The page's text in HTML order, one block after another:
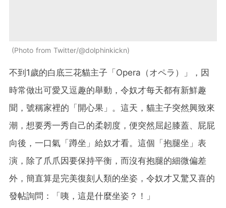
Photo from Twitter/@dolphinkickn
不到1歲的白底三花貓主子「Opera（オペラ）」，因
時常做出可愛又逗趣的舉動，令奴才每天都有新鮮趣
聞，號稱家裡的「開心果」。這天，貓主子突然興致來
潮，想要秀一秀自己的柔韌度，便突然屈起膝蓋、屁屁
向後，一口氣「蹲坐」給奴才看。這個「抱腿坐」表
演，除了爪爪因要保持平衡，而沒有抱腿的細微偏差
外，簡直算是完美復刻人類的坐姿，令奴才又驚又喜的
發帖詢問：「咦，這是什麼坐姿？！」